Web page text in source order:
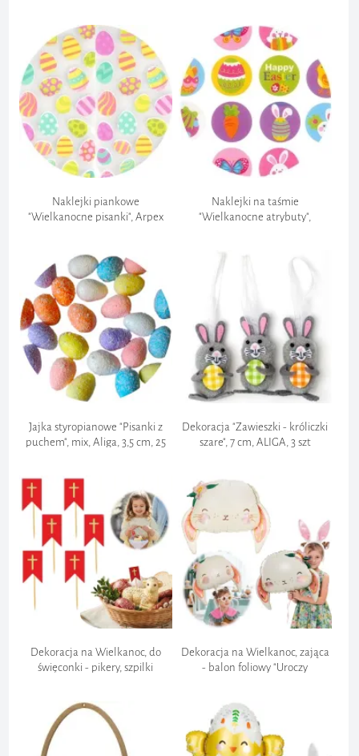
Naklejki piankowe
"Wielkanocne pisanki", Arpex
Naklejki na taśmie
"Wielkanocne atrybuty",
Jajka styropianowe "Pisanki z
puchem", mix, Aliga, 3,5 cm, 25
Dekoracja "Zawieszki - króliczki
szare", 7 cm, ALIGA, 3 szt
Dekoracja na Wielkanoc, do
święconki - pikery, szpilki
Dekoracja na Wielkanoc, zająca
- balon foliowy "Uroczy